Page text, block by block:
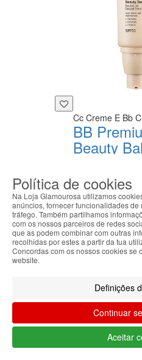
Cc Creme E Bb
BB
Beauty
DR.
43.47€32.60€
-30%
Política de cookies
Na Loja Glamourosa utilizamos
anúncios, fornecer funcionalidades
tráfego. Também partilhamos
com os nossos parceiros de redes
que as podem combinar com outras
recolhidas por estes a partir da tua
Concordas com os nossos cookies se
website.
Definições
Continuar
Aceitar